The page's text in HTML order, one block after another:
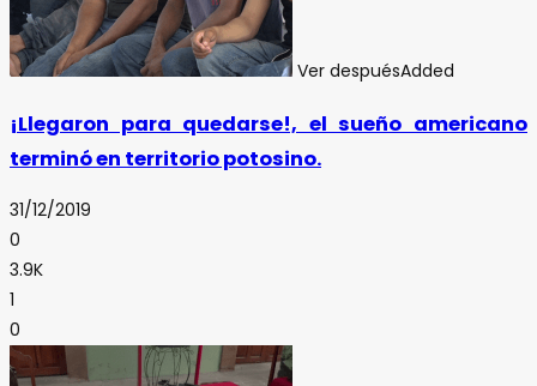
Ver despuésAdded
¡Llegaron para quedarse!, el sueño americano
terminó en territorio potosino.
31/12/2019
0
3.9K
1
0